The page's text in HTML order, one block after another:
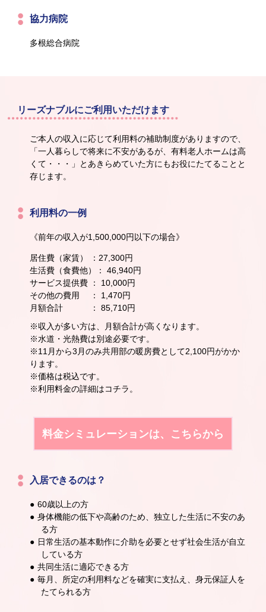
協力病院
多根総合病院
リーズナブルにご利用いただけます
ご本人の収入に応じて利用料の補助制度がありますので、
「一人暮らしで将来に不安があるが、有料老人ホームは高
くて・・・」とあきらめていた方にもお役にたてることと
存じます。
利用料の一例
《前年の収入が1,500,000円以下の場合》
居住費（家賃） ：27,300円
生活費（食費他）： 46,940円
サービス提供費 ： 10,000円
その他の費用 ： 1,470円
月額合計 ： 85,710円
※収入が多い方は、月額合計が高くなります。
※水道・光熱費は別途必要です。
※11月から3月のみ共用部の暖房費として2,100円がかか
ります。
※価格は税込です。
※利用料金の詳細はコチラ。
料金シミュレーションは、こちらから
入居できるのは？
60歳以上の方
身体機能の低下や高齢のため、独立した生活に不安のあ
る方
日常生活の基本動作に介助を必要とせず社会生活が自立
している方
共同生活に適応できる方
毎月、所定の利用料などを確実に支払え、身元保証人を
たてられる方